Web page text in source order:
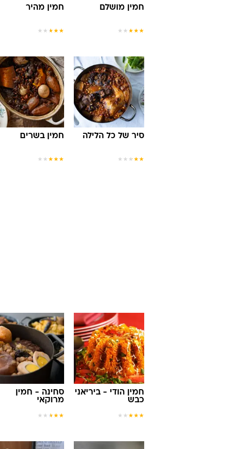
חמין מושלם
★
★
★
★
★
חמין מהיר
★
★
★
★
★
סיר של כל הלילה
★
★
★
★
★
חמין בשרים
★
★
★
★
★
חמין הודי - ביריאני
כבש
★
★
★
★
★
סחינה - חמין
מרוקאי
★
★
★
★
★